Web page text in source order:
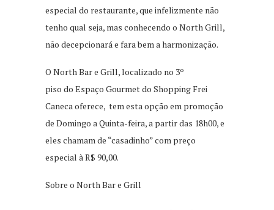
especial do restaurante, que infelizmente não
tenho qual seja, mas conhecendo o North Grill,
não decepcionará e fara bem a harmonização.
O North Bar e Grill, localizado no 3º
piso do Espaço Gourmet do Shopping Frei
Caneca oferece, tem esta opção em promoção
de Domingo a Quinta-feira, a partir das 18h00, e
eles chamam de “casadinho” com preço
especial à R$ 90,00.
Sobre o North Bar e Grill